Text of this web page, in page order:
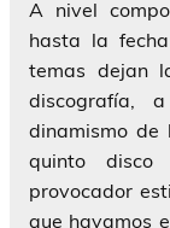
A nivel
hasta la
temas dejan
discografía,
dinamismo de
quinto disco
provocador
que hayamos